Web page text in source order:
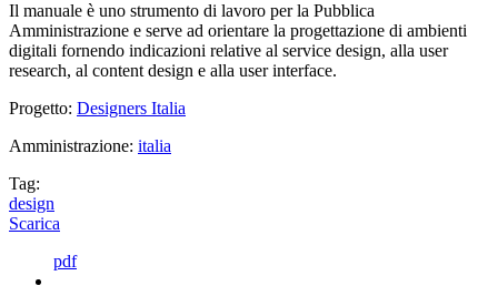
Il manuale è uno strumento di lavoro per la Pubblica
Amministrazione e serve ad orientare la progettazione di ambienti
digitali fornendo indicazioni relative al service design, alla user
research, al content design e alla user interface.
Progetto: Designers Italia
Amministrazione: italia
Tag:
design
Scarica
pdf